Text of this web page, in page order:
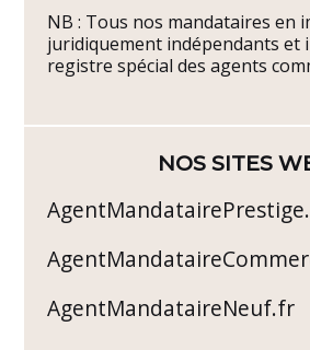
NB : Tous nos mandataires en
juridiquement indépendants et
registre spécial des agents
NOS SITES
AgentMandataireNeuf.fr